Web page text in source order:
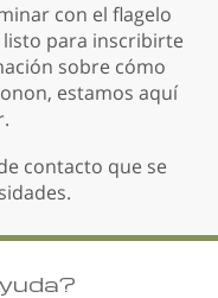
con el flagelo
listo para inscribirte
sobre cómo
estamos aquí
contacto que se